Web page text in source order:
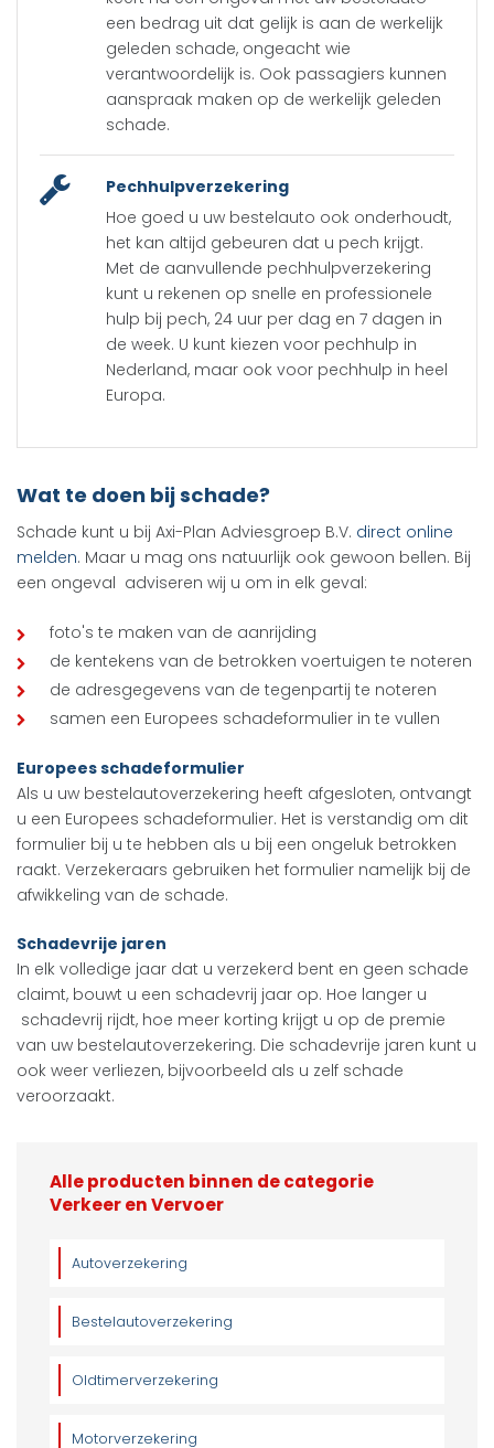
een bedrag uit dat gelijk is aan de werkelijk
geleden schade, ongeacht wie
verantwoordelijk is. Ook passagiers kunnen
aanspraak maken op de werkelijk geleden
schade.
Pechhulpverzekering
Hoe goed u uw bestelauto ook onderhoudt,
het kan altijd gebeuren dat u pech krijgt.
Met de aanvullende pechhulpverzekering
kunt u rekenen op snelle en professionele
hulp bij pech, 24 uur per dag en 7 dagen in
de week. U kunt kiezen voor pechhulp in
Nederland, maar ook voor pechhulp in heel
Europa.
Wat te doen bij schade?
Schade kunt u bij Axi-Plan Adviesgroep B.V. direct online
melden. Maar u mag ons natuurlijk ook gewoon bellen. Bij
een ongeval adviseren wij u om in elk geval:
foto's te maken van de aanrijding
de kentekens van de betrokken voertuigen te noteren
de adresgegevens van de tegenpartij te noteren
samen een Europees schadeformulier in te vullen
Europees schadeformulier
Als u uw bestelautoverzekering heeft afgesloten, ontvangt
u een Europees schadeformulier. Het is verstandig om dit
formulier bij u te hebben als u bij een ongeluk betrokken
raakt. Verzekeraars gebruiken het formulier namelijk bij de
afwikkeling van de schade.
Schadevrije jaren
In elk volledige jaar dat u verzekerd bent en geen schade
claimt, bouwt u een schadevrij jaar op. Hoe langer u
schadevrij rijdt, hoe meer korting krijgt u op de premie
van uw bestelautoverzekering. Die schadevrije jaren kunt u
ook weer verliezen, bijvoorbeeld als u zelf schade
veroorzaakt.
Alle producten binnen de categorie
Verkeer en Vervoer
Autoverzekering
Bestelautoverzekering
Oldtimerverzekering
Motorverzekering